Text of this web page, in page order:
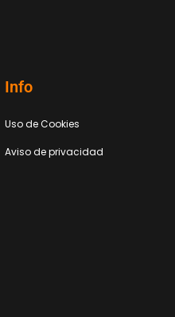
Info
Uso de Cookies
Aviso de privacidad